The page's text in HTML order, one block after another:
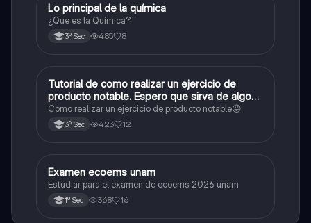
Química
Lo principal de la química
¿Que es la Química?
3º Sec 485 8
Matemáticas
Tutorial de como realizar un ejercicio de
producto notable. Espero que sirva de algo💕
😜
Cómo realizar un ejercicio de producto notable😜
3º Sec 423 12
Español
Examen ecoems unam
Estudiar para el examen de ecoems 2026 unam
1º Sec 368 16